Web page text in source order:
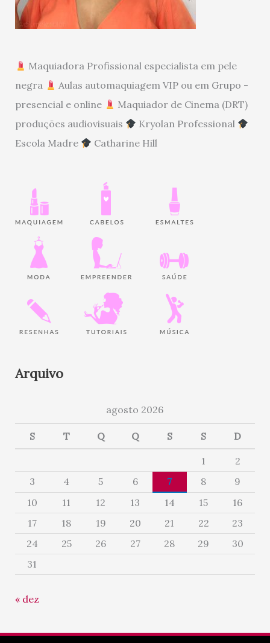
Maquiadora Profissional especialista em pele
negra
Aulas automaquiagem VIP ou em Grupo -
presencial e online
Maquiador de Cinema (DRT)
produções audiovisuais
Kryolan Professional
Escola Madre
Catharine Hill
Arquivo
agosto 2026
S T Q Q S S D
1
2
3
4 5 6 7 8
9
10
11 12 13 14 15
16
17
18 19 20 21 22
23
24
25 26 27 28 29
30
31
« dez